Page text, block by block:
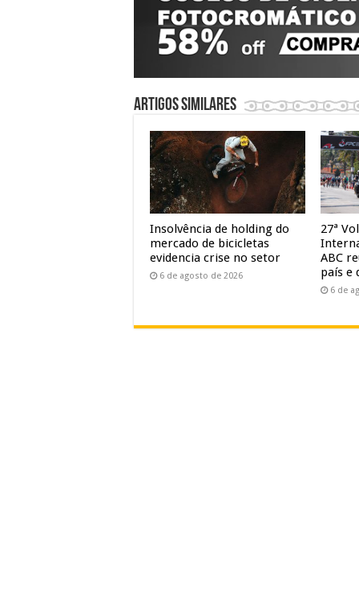
Artigos similares
Insolvência de holding do
mercado de bicicletas
evidencia crise no setor
6 de agosto de 2026
27ª
ABC
país e
6 de